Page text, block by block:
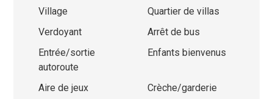
Village
Quartier de villas
Verdoyant
Arrêt de bus
Entrée/sortie
autoroute
Enfants bienvenus
Aire de jeux Crèche/garderie